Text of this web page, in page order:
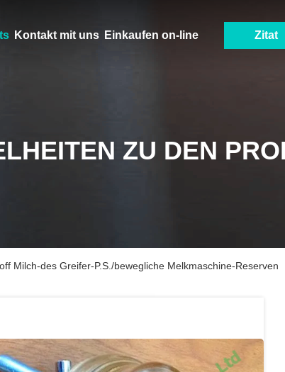
Kontakt mit uns Einkaufen on-line Zitat
ZU DEN
Milch-des Greifer-P.S./bewegliche Melkmaschine-Reserven